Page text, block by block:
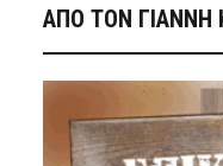
ΑΠΟ ΤΟΝ ΓΙΑΝΝΗ